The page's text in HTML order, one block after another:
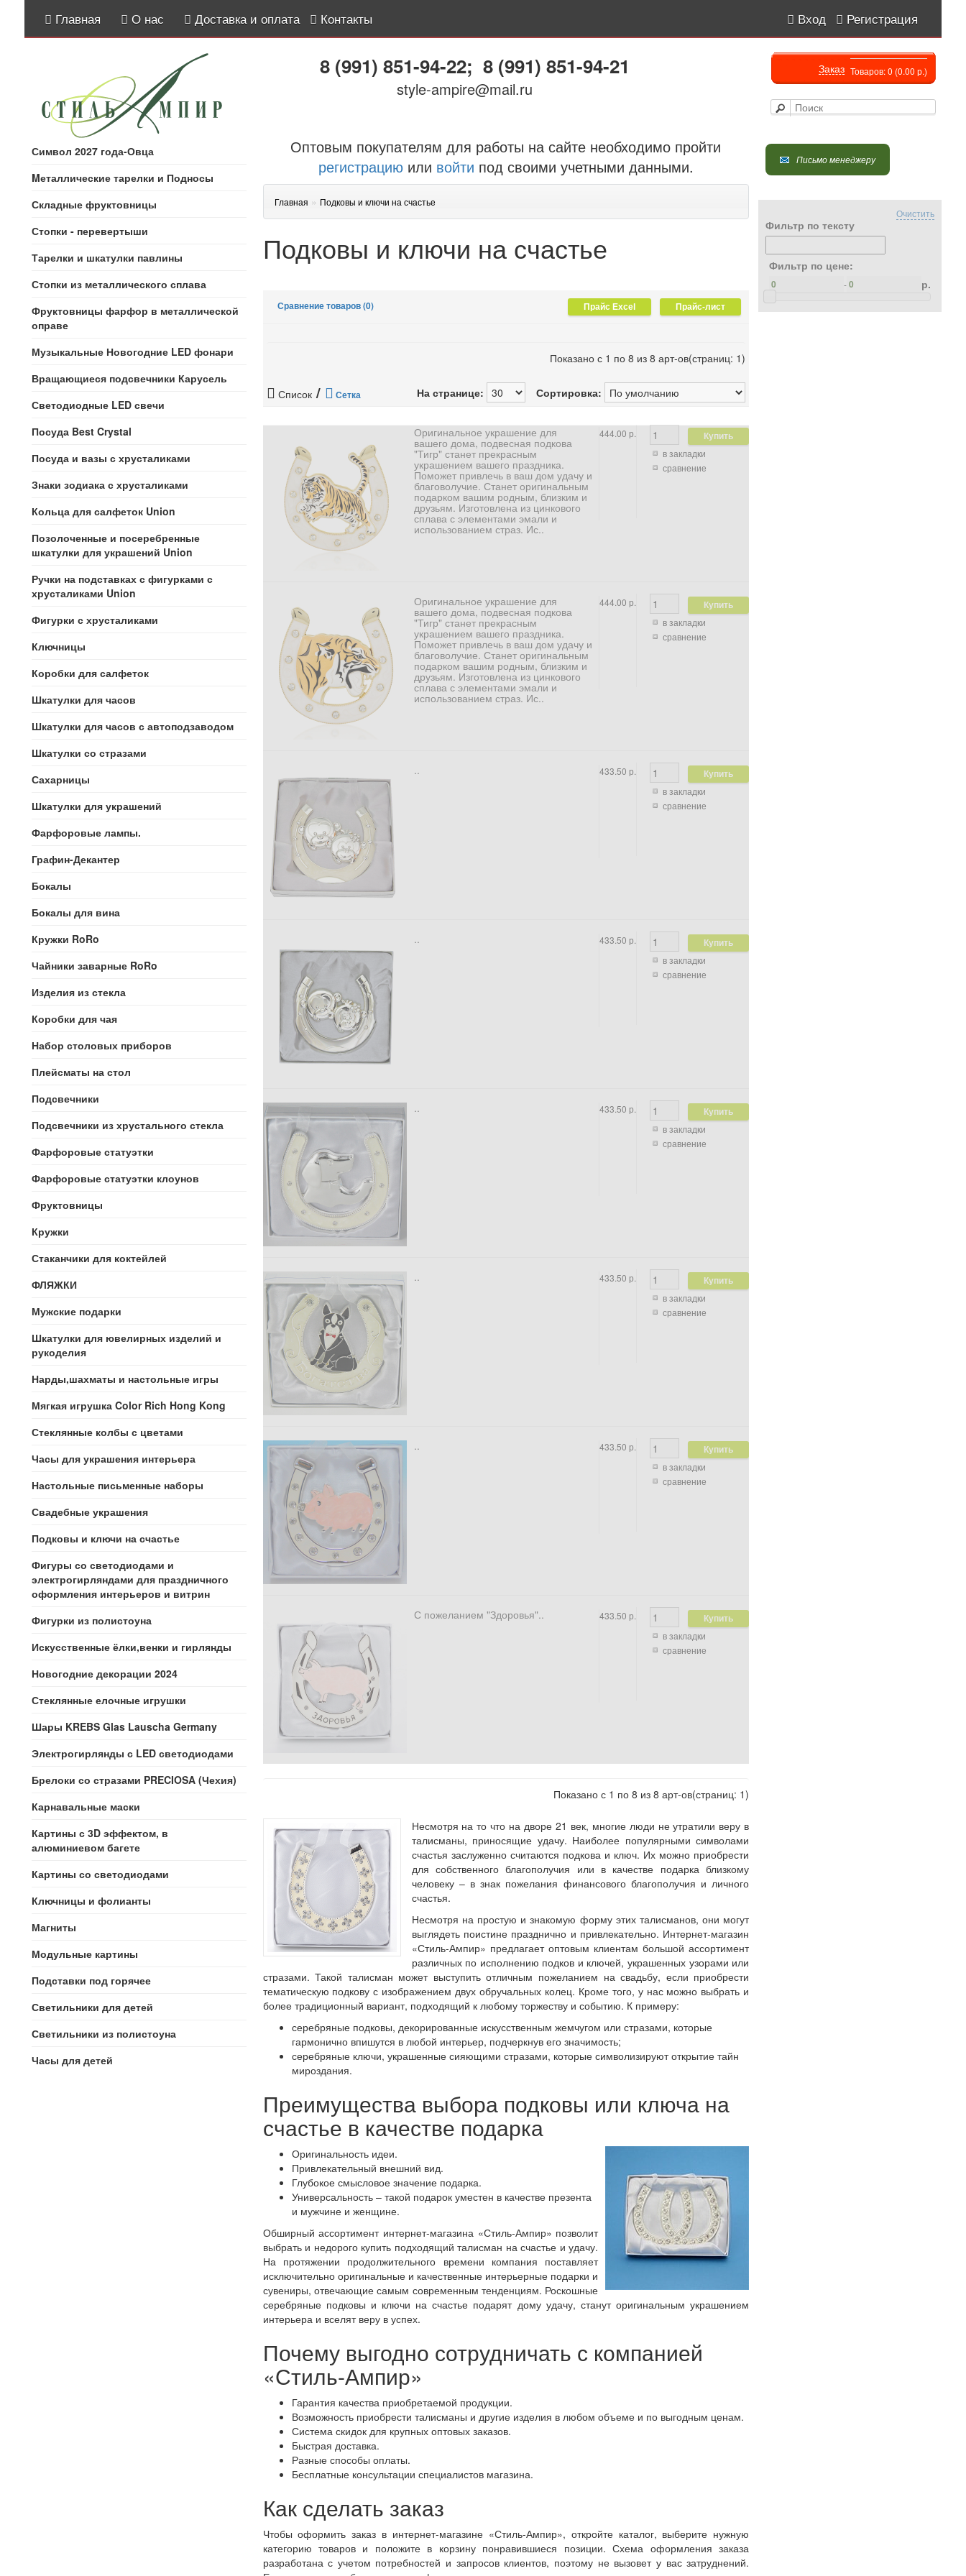
Главная О нас Доставка и оплата Контакты Вход Регистрация
Заказ Товаров: 0 (0.00 р.)
8 (991) 851-94-22; 8 (991) 851-94-21
style-ampire@mail.ru
Символ 2027 года-Овца
Mеталлические тарелки и Подносы
Складные фруктовницы
Стопки - перевертыши
Тарелки и шкатулки павлины
Стопки из металлического сплава
Фруктовницы фарфор в металлической
оправе
Музыкальные Новогодние LED фонари
Вращающиеся подсвечники Карусель
Светодиодные LED свечи
Посуда Best Crystal
Посуда и вазы с хрусталиками
Знаки зодиака с хрусталиками
Кольца для салфеток Union
Позолоченные и посеребренные
шкатулки для украшений Union
Ручки на подставках с фигурками с
хрусталиками Union
Фигурки с хрусталиками
Ключницы
Коробки для салфеток
Шкатулки для часов
Шкатулки для часов с автоподзаводом
Шкатулки со стразами
Сахарницы
Шкатулки для украшений
Фарфоровые лампы.
Графин-Декантер
Бокалы
Бокалы для вина
Кружки RoRo
Чайники заварные RoRo
Изделия из стекла
Коробки для чая
Набор столовых приборов
Плейсматы на стол
Подсвечники
Подсвечники из хрустального стекла
Фарфоровые статуэтки
Фарфоровые статуэтки клоунов
Фруктовницы
Кружки
Стаканчики для коктейлей
ФЛЯЖКИ
Мужские подарки
Шкатулки для ювелирных изделий и
рукоделия
Нарды,шахматы и настольные игры
Мягкая игрушка Color Rich Hong Kong
Стеклянные колбы с цветами
Часы для украшения интерьера
Настольные письменные наборы
Свадебные украшения
Подковы и ключи на счастье
Фигуры со светодиодами и
электрогирляндами для праздничного
оформления интерьеров и витрин
Фигурки из полистоуна
Искусственные ёлки,венки и гирлянды
Новогодние декорации 2024
Стеклянные елочные игрушки
Шары KREBS Glas Lauscha Germany
Электрогирлянды с LED светодиодами
Брелоки со стразами PRECIOSA (Чехия)
Карнавальные маски
Картины с 3D эффектом, в
алюминиевом багете
Картины со светодиодами
Ключницы и фолианты
Магниты
Модульные картины
Подставки под горячее
Светильники для детей
Светильники из полистоуна
Часы для детей
Письмо менеджеру
Очистить
Фильтр по тексту
Фильтр по цене:
- р.
Оптовым покупателям для работы на сайте необходимо пройти
регистрациюили войти под своими учетными данными.
Главная » Подковы и ключи на счастье
Подковы и ключи на счастье
Сравнение товаров (0)
Показано с 1 по 8 из 8 арт-ов(страниц: 1)
Список/ Сетка Сортировка:
На странице:
в закладки
сравнение
444.00 р.
Оригинальное украшение для
вашего дома, подвесная подкова
"Тигр" станет прекрасным
украшением вашего праздника.
Поможет привлечь в ваш дом удачу и
благоволучие. Станет оригинальным
подарком вашим родным, близким и
друзьям. Изготовлена из цинкового
сплава с элементами эмали и
использованием страз. Ис..
в закладки
сравнение
444.00 р.
Оригинальное украшение для
вашего дома, подвесная подкова
"Тигр" станет прекрасным
украшением вашего праздника.
Поможет привлечь в ваш дом удачу и
благоволучие. Станет оригинальным
подарком вашим родным, близким и
друзьям. Изготовлена из цинкового
сплава с элементами эмали и
использованием страз. Ис..
в закладки
сравнение
433.50 р.
..
в закладки
сравнение
433.50 р.
..
в закладки
сравнение
433.50 р.
..
в закладки
сравнение
433.50 р.
..
в закладки
сравнение
433.50 р.
..
в закладки
сравнение
433.50 р.
С пожеланием "Здоровья"..
Показано с 1 по 8 из 8 арт-ов(страниц: 1)
Несмотря на то что на дворе 21 век, многие люди не утратили веру в
талисманы, приносящие удачу. Наиболее популярными символами
счастья заслуженно считаются подкова и ключ. Их можно приобрести
для собственного благополучия или в качестве подарка близкому
человеку – в знак пожелания финансового благополучия и личного
счастья.
Несмотря на простую и знакомую форму этих талисманов, они могут
выглядеть поистине празднично и привлекательно. Интернет-магазин
«Стиль-Ампир» предлагает оптовым клиентам большой ассортимент
различных по исполнению подков и ключей, украшенных узорами или
стразами. Такой талисман может выступить отличным пожеланием на свадьбу, если приобрести
тематическую подкову с изображением двух обручальных колец. Кроме того, у нас можно выбрать и
более традиционный вариант, подходящий к любому торжеству и событию. К примеру:
серебряные подковы, декорированные искусственным жемчугом или стразами, которые
гармонично впишутся в любой интерьер, подчеркнув его значимость;
серебряные ключи, украшенные сияющими стразами, которые символизируют открытие тайн
мироздания.
Преимущества выбора подковы или ключа на
счастье в качестве подарка
Оригинальность идеи.
Привлекательный внешний вид.
Глубокое смысловое значение подарка.
Универсальность – такой подарок уместен в качестве презента
и мужчине и женщине.
Обширный ассортимент интернет-магазина «Стиль-Ампир» позволит
выбрать и недорого купить подходящий талисман на счастье и удачу.
На протяжении продолжительного времени компания поставляет
исключительно оригинальные и качественные интерьерные подарки и
сувениры, отвечающие самым современным тенденциям. Роскошные
серебряные подковы и ключи на счастье подарят дому удачу, станут оригинальным украшением
интерьера и вселят веру в успех.
Почему выгодно сотрудничать с компанией
«Стиль-Ампир»
Гарантия качества приобретаемой продукции.
Возможность приобрести талисманы и другие изделия в любом объеме и по выгодным ценам.
Система скидок для крупных оптовых заказов.
Быстрая доставка.
Разные способы оплаты.
Бесплатные консультации специалистов магазина.
Как сделать заказ
Чтобы оформить заказ в интернет-магазине «Стиль-Ампир», откройте каталог, выберите нужную
категорию товаров и положите в корзину понравившиеся позиции. Схема оформления заказа
разработана с учетом потребностей и запросов клиентов, поэтому не вызовет у вас затруднений.